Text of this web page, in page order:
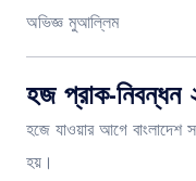
অভিজ্ঞ মুআল্লিম
হজ প্রাক-
হজে যাওয়ার আগে বাংলাদেশ
হয়।